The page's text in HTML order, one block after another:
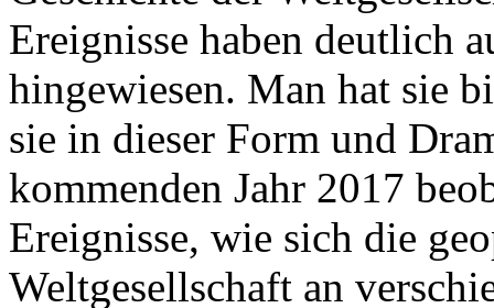
Ereignisse haben deutlich
hingewiesen. Man hat sie
sie in dieser Form und
kommenden Jahr 2017
Ereignisse, wie sich die
Weltgesellschaft an